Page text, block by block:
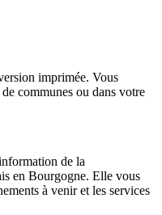
imprimée. Vous
communes ou dans votre
de la
en Bourgogne. Elle vous
à venir et les services